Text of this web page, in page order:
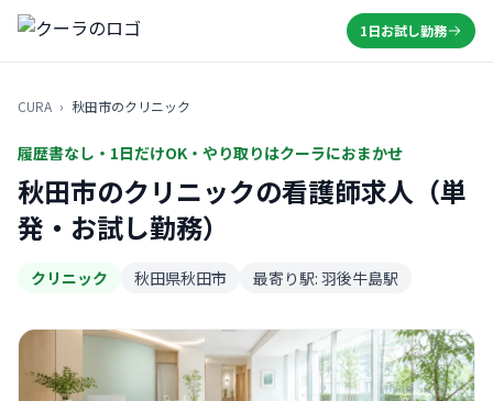
1日お試し勤務
CURA › 秋田市のクリニック
履歴書なし・1日だけOK・やり取りはクーラにおまかせ
秋田市のクリニックの看護師求人（単
発・お試し勤務）
クリニック 秋田県秋田市 最寄り駅: 羽後牛島駅